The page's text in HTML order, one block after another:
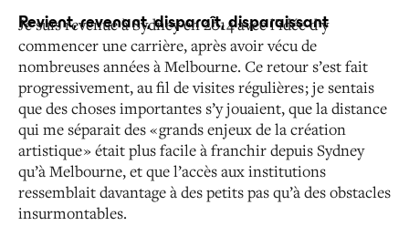
Revient, revenant, disparaît, disparaissant
Je suis revenue à Sydney en 2014 avec l’idée d’y
commencerune carrière, après avoir vécu de
nombreuses années à Melbourne. Ce retour s’est fait
progressivement, au fil devisites régulières ; je sentais
que des choses importantes s’y jouaient, que la distance
qui me séparait des « grandsenjeux de la création
artistique » était plus facile à franchirdepuis Sydney
qu’à Melbourne, et que l’accès auxinstitutions
ressemblait davantage à des petits pas qu’à des obstacles
insurmontables.